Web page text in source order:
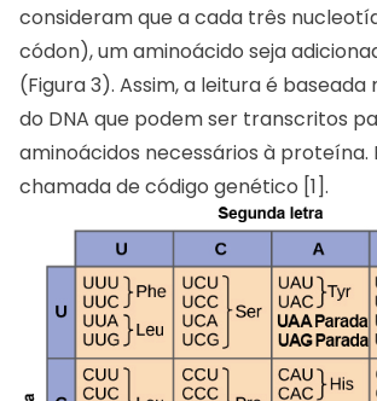
consideram que a cada três
códon), um aminoácido seja
(Figura 3). Assim, a leitura é baseada
do DNA que podem ser transcritos
aminoácidos necessários à proteína.
chamada de código genético [1].